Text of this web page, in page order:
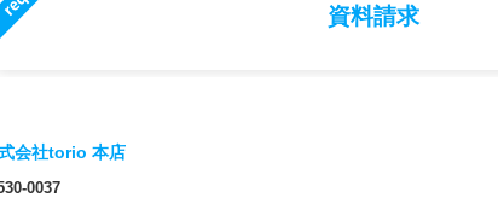
資料請求
会社torio 本店
0037